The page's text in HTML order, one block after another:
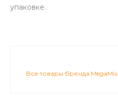
упаковке.
Все товары бренда MegaMix